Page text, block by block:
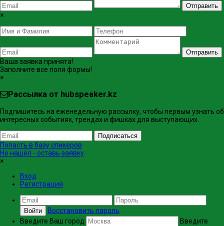
Отправить
×
Отправить
Ваша заявка принята!
Заполните все поля формы!
×
Рассылка от hubspeaker.kz
Подпишитесь на еженедельную рассылку, чтобы первым узнать об
интересных событиях, трендах и фишках ​для выступающих.
Подписаться
Попасть в базу спикеров
Не нашёл - оставь заявку
×
Вход
Регистрация
Войти
Восстановить пароль
Введите Ваш город
Введите